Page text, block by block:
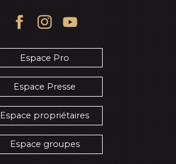
Espace Pro
Espace Presse
Espace propriétaires
Espace groupes